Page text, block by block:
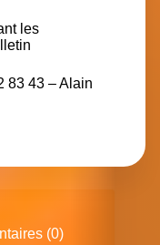
les
83 43 – Alain
(0)